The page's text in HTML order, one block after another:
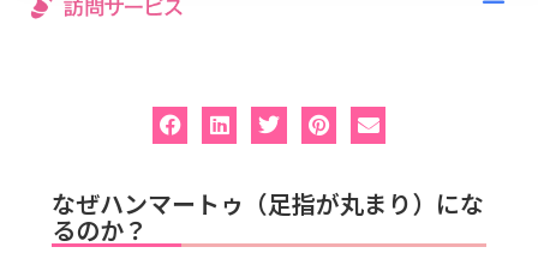
なぜハンマートゥ（足指が丸まり）にな
るのか？